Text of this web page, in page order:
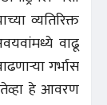
व्यतिरिक्त
वाढू
गर्भास
तेव्हा हे आवरण